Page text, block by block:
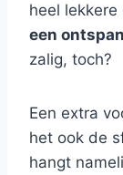
heel lekkere
een
zalig, toch?
Een extra
het ook de
hangt